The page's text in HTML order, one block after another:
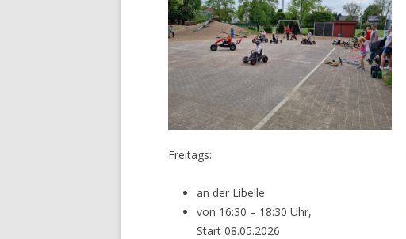
Freitags:
an der Libelle
von 16:30 – 18:30 Uhr,
Start 08.05.2026